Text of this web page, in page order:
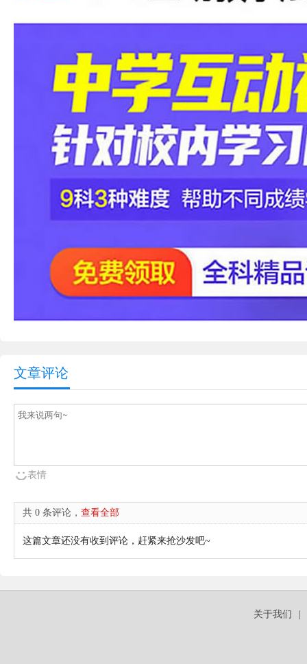
文章评论
表情
共 0 条评论， 查看全部
这篇文章还没有收到评论，赶紧来抢沙发吧~
关于我们